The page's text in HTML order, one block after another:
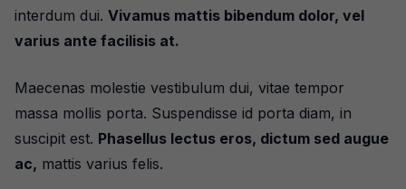
interdum dui. Vivamus mattis bibendum dolor, vel
varius ante facilisis at.
Maecenas molestie vestibulum dui, vitae tempor
massa mollis porta. Suspendisse id porta diam, in
suscipit est. Phasellus lectus eros, dictum sed augue
ac, mattis varius felis.